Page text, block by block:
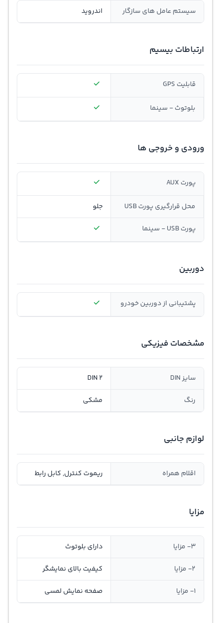
سیستم عامل های سازگار اندروید
ارتباطات بیسیم
قابلیت GPS
بلوتوث - سینما
ورودی و خروجی ها
پورت AUX
محل قرارگیری پورت USB جلو
پورت USB - سینما
دوربین
پشتيبانی از دوربین خودرو
مشخصات فیزیکی
سایز DIN DIN 2
رنگ مشکی
لوازم جانبی
اقلام همراه ریموت کنترل, کابل رابط
مزایا
3- مزایا دارای بلوتوث
2- مزایا کیفیت بالای نمایشگر
1- مزایا صفحه نمایش لمسی